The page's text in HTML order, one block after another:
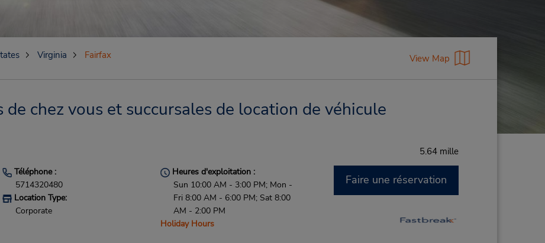
Virginia Fairfax View Map
de chez vous et succursales de location de véhicule
5.64 mille
Téléphone :
5714320480
Location Type:
Corporate
Heures d'exploitation :
Sun 10:00 AM - 3:00 PM; Mon -
Fri 8:00 AM - 6:00 PM; Sat 8:00
AM - 2:00 PM
Holiday Hours
Faire une réservation